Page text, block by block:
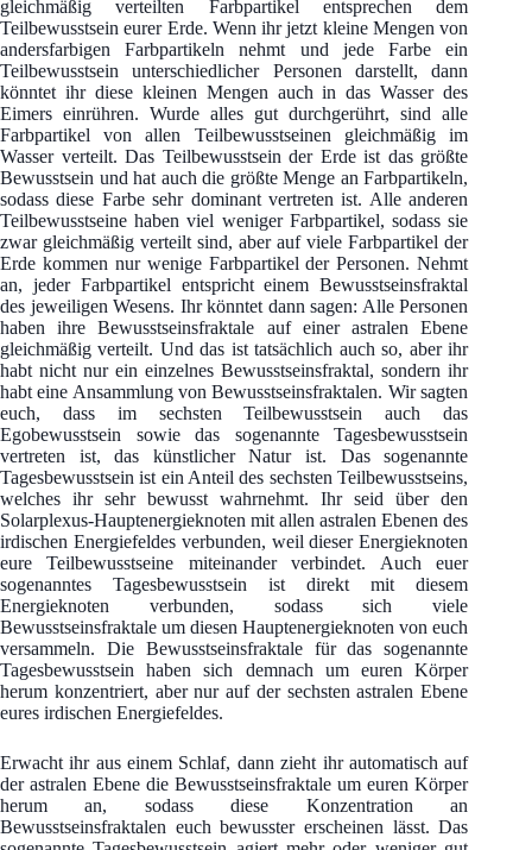
gleichmäßig verteilten Farbpartikel entsprechen dem
Teilbewusstsein eurer Erde. Wenn ihr jetzt kleine Mengen von
andersfarbigen Farbpartikeln nehmt und jede Farbe ein
Teilbewusstsein unterschiedlicher Personen darstellt, dann
könntet ihr diese kleinen Mengen auch in das Wasser des
Eimers einrühren. Wurde alles gut durchgerührt, sind alle
Farbpartikel von allen Teilbewusstseinen gleichmäßig im
Wasser verteilt. Das Teilbewusstsein der Erde ist das größte
Bewusstsein und hat auch die größte Menge an Farbpartikeln,
sodass diese Farbe sehr dominant vertreten ist. Alle anderen
Teilbewusstseine haben viel weniger Farbpartikel, sodass sie
zwar gleichmäßig verteilt sind, aber auf viele Farbpartikel der
Erde kommen nur wenige Farbpartikel der Personen. Nehmt
an, jeder Farbpartikel entspricht einem Bewusstseinsfraktal
des jeweiligen Wesens. Ihr könntet dann sagen: Alle Personen
haben ihre Bewusstseinsfraktale auf einer astralen Ebene
gleichmäßig verteilt. Und das ist tatsächlich auch so, aber ihr
habt nicht nur ein einzelnes Bewusstseinsfraktal, sondern ihr
habt eine Ansammlung von Bewusstseinsfraktalen. Wir sagten
euch, dass im sechsten Teilbewusstsein auch das
Egobewusstsein sowie das sogenannte Tagesbewusstsein
vertreten ist, das künstlicher Natur ist. Das sogenannte
Tagesbewusstsein ist ein Anteil des sechsten Teilbewusstseins,
welches ihr sehr bewusst wahrnehmt. Ihr seid über den
Solarplexus-Hauptenergieknoten mit allen astralen Ebenen des
irdischen Energiefeldes verbunden, weil dieser Energieknoten
eure Teilbewusstseine miteinander verbindet. Auch euer
sogenanntes Tagesbewusstsein ist direkt mit diesem
Energieknoten verbunden, sodass sich viele
Bewusstseinsfraktale um diesen Hauptenergieknoten von euch
versammeln. Die Bewusstseinsfraktale für das sogenannte
Tagesbewusstsein haben sich demnach um euren Körper
herum konzentriert, aber nur auf der sechsten astralen Ebene
eures irdischen Energiefeldes.
Erwacht ihr aus einem Schlaf, dann zieht ihr automatisch auf
der astralen Ebene die Bewusstseinsfraktale um euren Körper
herum an, sodass diese Konzentration an
Bewusstseinsfraktalen euch bewusster erscheinen lässt. Das